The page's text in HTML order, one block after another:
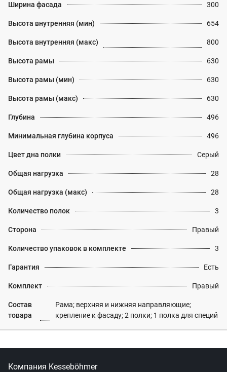
Ширина фасада 300
Высота внутренняя (мин) 654
Высота внутренняя (макс) 800
Высота рамы 630
Высота рамы (мин) 630
Высота рамы (макс) 630
Глубина 496
Минимальная глубина корпуса 496
Цвет дна полки Серый
Общая нагрузка 28
Общая нагрузка (макс) 28
Количество полок 3
Сторона Правый
Количество упаковок в комплекте 3
Гарантия Есть
Комплект Правый
Состав
товара
Рама; верхняя и нижняя направляющие;
крепление к фасаду; 2 полки; 1 полка для специй
Компания Kesseböhmer